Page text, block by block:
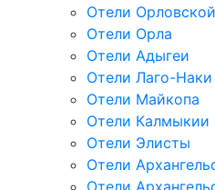
Отели
Отели Орла
Отели Адыгеи
Отели Лаго-Наки
Отели Майкопа
Отели Калмыкии
Отели Элисты
Отели
Отели